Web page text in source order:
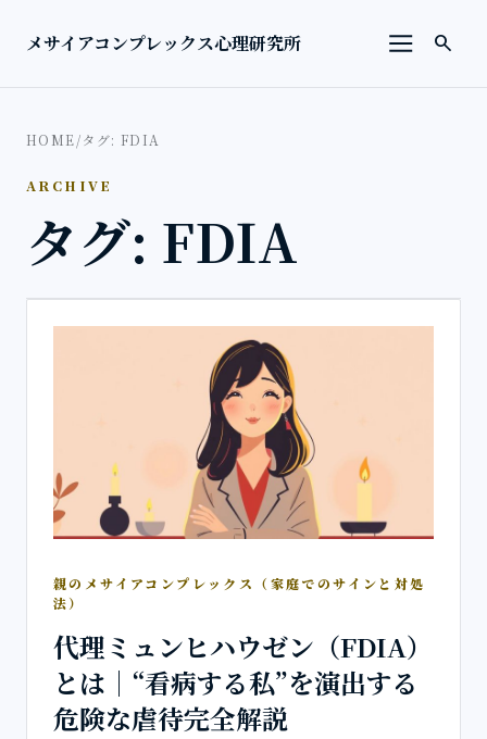
メサイアコンプレックス心理研究所
メニュー
検索を
search
HOME/タグ: FDIA
ARCHIVE
タグ: FDIA
親のメサイアコンプレックス（家庭でのサインと対処
法）
代理ミュンヒハウゼン（FDIA）
とは｜“看病する私”を演出する
危険な虐待完全解説